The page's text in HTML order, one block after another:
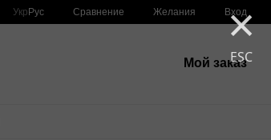
×
ESC
Укр Рус Сравнение Желания Вход
Мой заказ